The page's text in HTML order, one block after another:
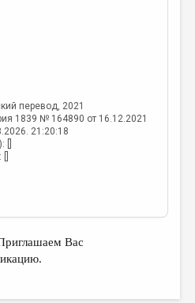
перевод, 2021
1839 № 164890 от 16.12.2021
21:20:18
[]
Вас